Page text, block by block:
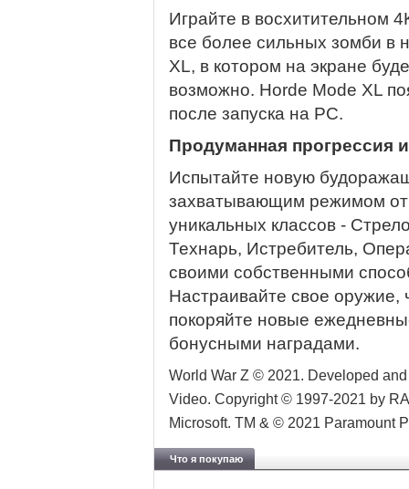
Играйте в восхитительном
все более сильных зомби в
XL, в котором на экране
возможно. Horde Mode XL
после запуска на PC.
Продуманная прогрессия
Испытайте новую
захватывающим режимом от
уникальных классов -
Технарь, Истребитель,
своими собственными
Настраивайте свое
покоряйте новые
бонусными наградами.
World War Z © 2021. Developed
Video. Copyright © 1997-2021 by
Microsoft. TM & © 2021 Paramount
Что я покупаю